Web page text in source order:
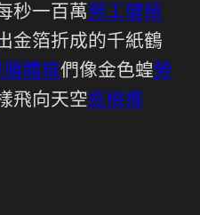
秒一百萬勞工健檢
金箔折成的千紙鶴
膳體檢們像金色蝗勞
飛向天空巡檢推